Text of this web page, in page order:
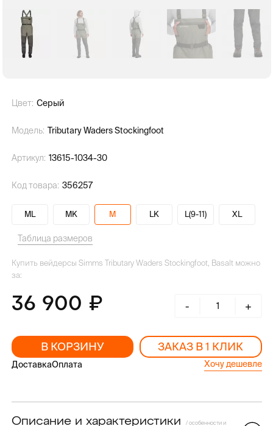
Цвет: Серый
Модель: Tributary Waders Stockingfoot
Артикул: 13615-1034-30
Код товара: 356257
ML MK M LK L(9-11) XL
Таблица размеров
Купить вейдерсы Simms Tributary Waders Stockingfoot, Basalt можно
за:
36 900 - +
В КОРЗИНУ ЗАКАЗ В 1 КЛИК
ДоставкаОплата Хочу дешевле
Описание и характеристики / особенности и